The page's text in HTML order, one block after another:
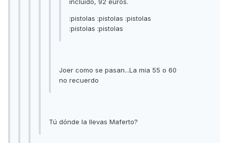
incluido, 92 euros.
:pistolas :pistolas :pistolas
:pistolas :pistolas
Joer como se pasan...La mia 55 o 60
no recuerdo
Tú dónde la llevas Maferto?